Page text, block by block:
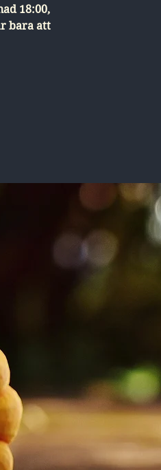
18:00,
bara att